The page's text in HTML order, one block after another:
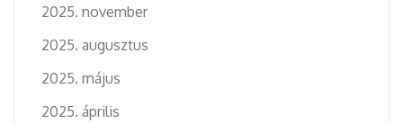
2025. november
2025. augusztus
2025. május
2025. április